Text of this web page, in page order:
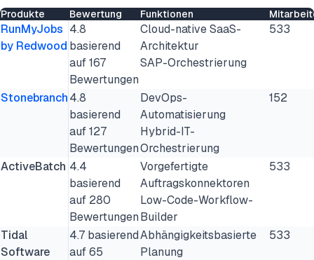
Produkte Bewertung Funktionen
RunMyJobs
by Redwood
4.8
basierend
auf 167
Bewertungen
Cloud-native SaaS-
Architektur
SAP-Orchestrierung
533
Stonebranch4.8
basierend
auf 127
Bewertungen
DevOps-
Automatisierung
Hybrid-IT-
Orchestrierung
152
ActiveBatch 4.4
basierend
auf 280
Bewertungen
Vorgefertigte
Auftragskonnektoren
Low-Code-Workflow-
Builder
533
Tidal
Software
4.7 basierend
auf 65
Abhängigkeitsbasierte
Planung
533